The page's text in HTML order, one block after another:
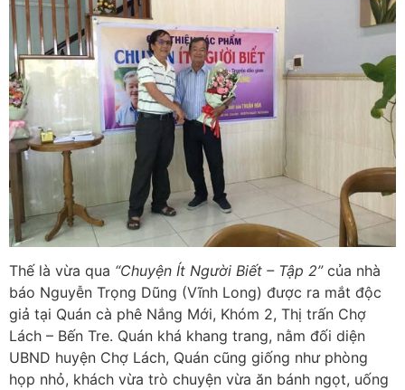
Thế là vừa qua “Chuyện Ít Người Biết – Tập 2”của nhà
báo Nguyễn Trọng Dũng (Vĩnh Long) được ra mắt độc
giả tại Quán cà phê Nắng Mới, Khóm 2, Thị trấn Chợ
Lách – Bến Tre. Quán khá khang trang, nằm đối diện
UBND huyện Chợ Lách, Quán cũng giống như phòng
họp nhỏ, khách vừa trò chuyện vừa ăn bánh ngọt, uống